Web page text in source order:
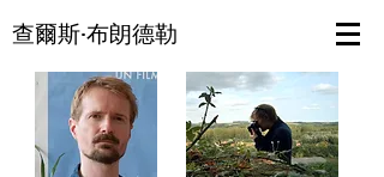
查爾斯·布朗德勒